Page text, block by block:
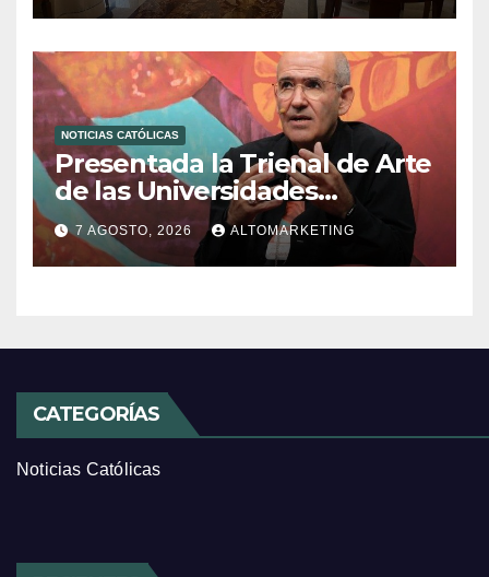
NOTICIAS CATÓLICAS
Presentada la Trienal de Arte
de las Universidades
Católicas: «Exercises in
Empathy»
7 AGOSTO, 2026 ALTOMARKETING
CATEGORÍAS
Noticias Católicas